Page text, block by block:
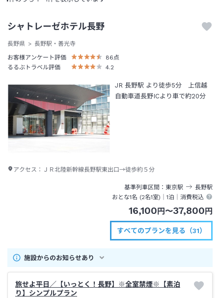
シャトレーゼホテル長野
長野県
長野駅・善光寺
お客様アンケート評価
86 点
るるぶトラベル評価
4.2
JR 長野駅 より徒歩5分 上信越
自動車道長野ICより車で約20分
アクセス： ＪＲ北陸新幹線長野駅東出口→徒歩約５分
基準列車区間 東京駅 長野駅
おとな1名 (2名1室)｜1泊 ｜消費税込
16,100 円 〜37,800 円
すべてのプランを見る（31）
施設からのお知らせあり
旅せよ平日／【いっとく！長野】※全室禁煙※【素泊
り】シンプルプラン